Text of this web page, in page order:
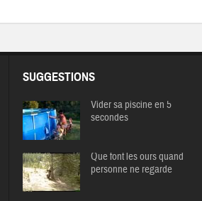
SUGGESTIONS
Vider sa piscine en 5
secondes
Que font les ours quand
personne ne regarde